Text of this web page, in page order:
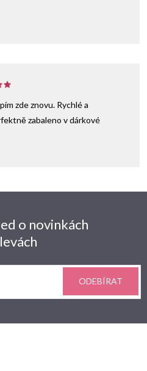
zde znovu. Rychlé a
zabaleno v dárkové
o novinkách
ODEBÍRAT